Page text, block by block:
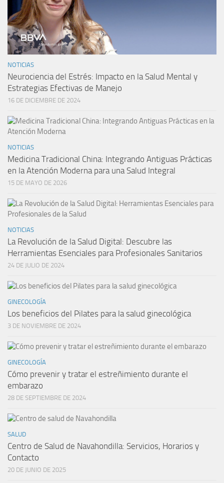
NOTICIAS
Neurociencia del Estrés: Impacto en la Salud Mental y
Estrategias Efectivas de Manejo
16 DE DICIEMBRE DE 2024
NOTICIAS
Medicina Tradicional China: Integrando Antiguas Prácticas
en la Atención Moderna para una Salud Integral
15 DE MAYO DE 2026
NOTICIAS
La Revolución de la Salud Digital: Descubre las
Herramientas Esenciales para Profesionales Sanitarios
24 DE JULIO DE 2024
GINECOLOGÍA
Los beneficios del Pilates para la salud ginecológica
3 DE NOVIEMBRE DE 2024
GINECOLOGÍA
Cómo prevenir y tratar el estreñimiento durante el
embarazo
28 DE SEPTIEMBRE DE 2024
SALUD
Centro de Salud de Navahondilla: Servicios, Horarios y
Contacto
20 DE JUNIO DE 2025